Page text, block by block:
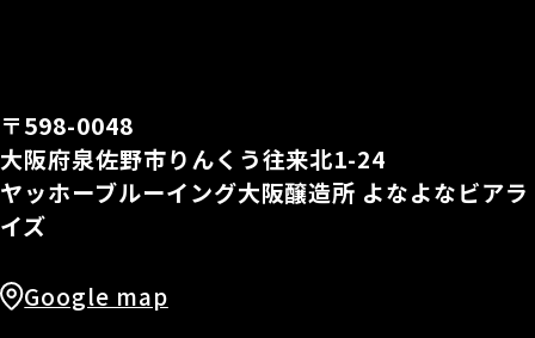
〒598-0048
大阪府泉佐野市りんくう往来北1-24
ヤッホーブルーイング大阪醸造所 よなよなビアラ
イズ
Google map